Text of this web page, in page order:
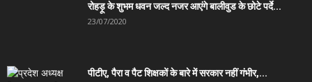
रोहड़ू के शुभम धवन जल्द नजर आएंगे बालीवुड के छोटे पर्दे...
23/07/2020
पीटीए, पैरा व पैट शिक्षकों के बारे में सरकार नहीं गंभीर,...